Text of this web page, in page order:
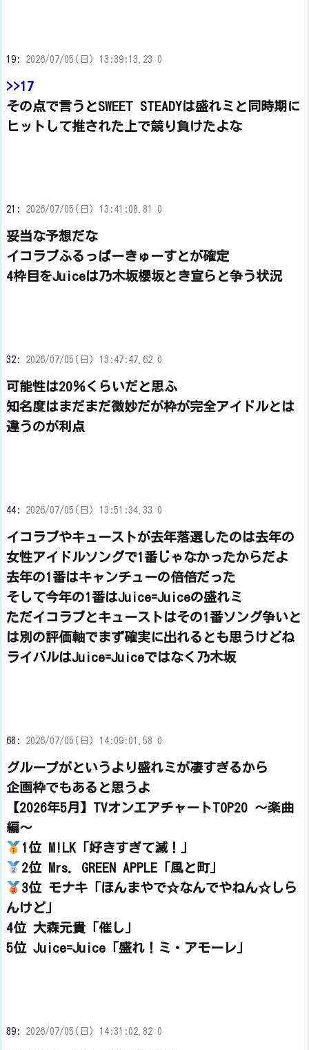
19: 2026/07/05(日) 13:39:13.23 0
>>17
その点で言うとSWEET STEADYは盛れミと同時期に
ヒットして推された上で競り負けたよな
21: 2026/07/05(日) 13:41:08.81 0
妥当な予想だな
イコラブふるっぱーきゅーすとが確定
4枠目をJuiceは乃木坂櫻坂とき宣らと争う状況
32: 2026/07/05(日) 13:47:47.62 0
可能性は20％くらいだと思ふ
知名度はまだまだ微妙だが枠が完全アイドルとは
違うのが利点
44: 2026/07/05(日) 13:51:34.33 0
イコラブやキューストが去年落選したのは去年の
女性アイドルソングで1番じゃなかったからだよ
去年の1番はキャンチューの倍倍だった
そして今年の1番はJuice=Juiceの盛れミ
ただイコラブとキューストはその1番ソング争いと
は別の評価軸でまず確実に出れるとも思うけどね
ライバルはJuice=Juiceではなく乃木坂
68: 2026/07/05(日) 14:09:01.58 0
グループがというより盛れミが凄すぎるから
企画枠でもあると思うよ
【2026年5月】TVオンエアチャートTOP20 ～楽曲
編～
1位 M!LK「好きすぎて滅！」
2位 Mrs. GREEN APPLE「風と町」
3位 モナキ「ほんまやで☆なんでやねん☆しら
んけど」
4位 大森元貴「催し」
5位 Juice=Juice「盛れ！ミ・アモーレ」
89: 2026/07/05(日) 14:31:02.82 0